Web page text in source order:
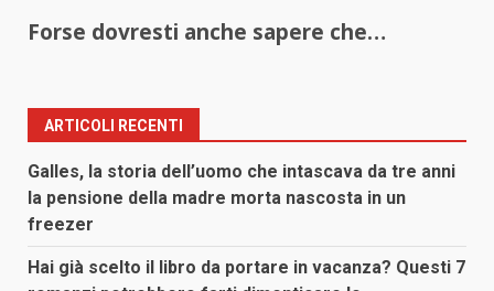
Forse dovresti anche sapere che…
ARTICOLI RECENTI
Galles, la storia dell’uomo che intascava da tre anni
la pensione della madre morta nascosta in un
freezer
Hai già scelto il libro da portare in vacanza? Questi 7